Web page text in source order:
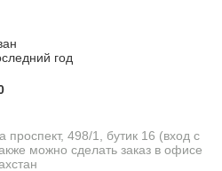
год
498/1, бутик 16 (вход с
можно сделать заказ в офисе